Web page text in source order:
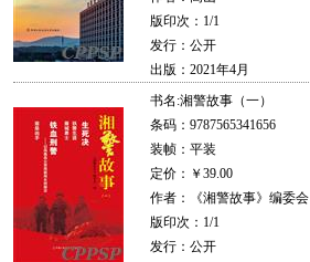
版印次：1/1
发行：公开
出版：2021年4月
书名:湘警故事（一）
条码：9787565341656
装帧：平装
定价：￥39.00
作者：《湘警故事》编委会
版印次：1/1
发行：公开